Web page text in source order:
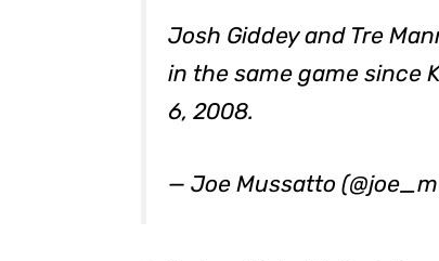
Josh Giddey and Tre
in the same game since
6, 2008.
— Joe Mussatto